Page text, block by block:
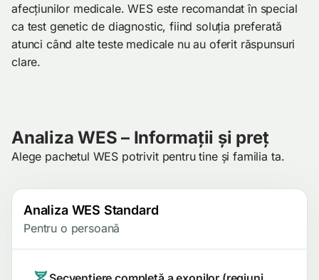
afecțiunilor medicale. WES este recomandat în special
ca test genetic de diagnostic, fiind soluția preferată
atunci când alte teste medicale nu au oferit răspunsuri
clare.
Analiza WES – Informații și preț
Alege pachetul WES potrivit pentru tine și familia ta.
Analiza WES Standard
Pentru o persoană